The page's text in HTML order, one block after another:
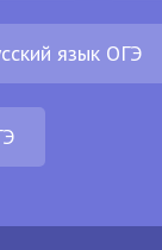
язык ОГЭ